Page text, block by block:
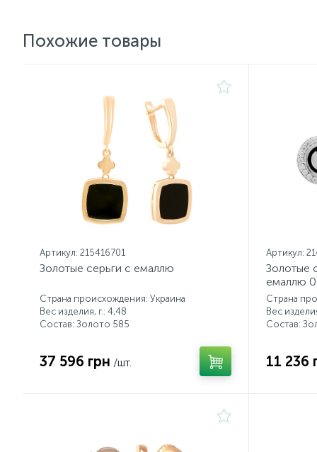
Похожие товары
Артикул: 215416701
Золотые серьги с емаллю
Страна происхождения: Украина
Вес изделия, г.: 4,48
Состав: Золото 585
37 596 грн /шт.
Артикул:
Золотые
емаллю
Страна
Вес
Состав:
11 236